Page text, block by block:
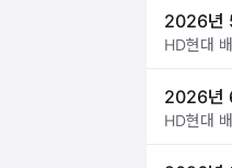
2026년
HD현대
2026년
HD현대